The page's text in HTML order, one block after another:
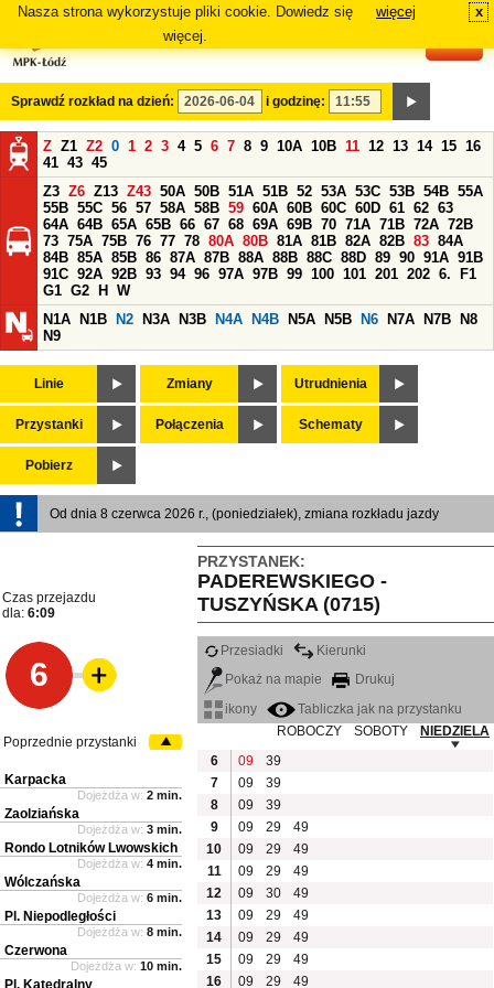
Nasza strona wykorzystuje pliki cookie. Dowiedz się
więcej.
więcej x
Sprawdź rozkład na dzień: i godzinę:
Z Z1 Z2 0 1 2 3 4 5 6 7 8 9 10A 10B 11 12 13 14 15 16
41 43 45
Z3 Z6 Z13 Z43 50A 50B 51A 51B 52 53A 53C 53B 54B 55A
55B 55C 56 57 58A 58B 59 60A 60B 60C 60D 61 62 63
64A 64B 65A 65B 66 67 68 69A 69B 70 71A 71B 72A 72B
73 75A 75B 76 77 78 80A 80B 81A 81B 82A 82B 83 84A
84B 85A 85B 86 87A 87B 88A 88B 88C 88D 89 90 91A 91B
91C 92A 92B 93 94 96 97A 97B 99 100 101 201 202 6.
F1
G1 G2 H
W
N1A
N1B N2 N3A N3B N4A N4B N5A N5B N6 N7A N7B
N8
N9
Linie Zmiany Utrudnienia
Przystanki Połączenia Schematy
Pobierz
Od dnia 8 czerwca 2026 r., (poniedziałek), zmiana rozkładu jazdy
PRZYSTANEK:
PADEREWSKIEGO -
TUSZYŃSKA (0715)
Czas przejazdu
dla: 6:09
6
Przesiadki
Kierunki
Pokaż na mapie
Drukuj
ikony
Tabliczka jak na przystanku
ROBOCZY
SOBOTY
NIEDZIELA
6
09
39
7
09
39
8
09
39
9
09 29
49
10
09 29
49
11
09 29
49
12
09 30
49
13
09 29
49
14
09 29
49
15
09 29
49
16
09 29 49
Poprzednie przystanki
Karpacka
Dojeżdża w: 2 min.
Zaolziańska
Dojeżdża w: 3 min.
Rondo Lotników Lwowskich
Dojeżdża w: 4 min.
Wólczańska
Dojeżdża w: 6 min.
Pl. Niepodległości
Dojeżdża w: 8 min.
Czerwona
Dojeżdża w: 10 min.
Pl. Katedralny